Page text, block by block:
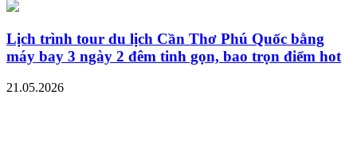
Lịch trình tour du lịch Cần Thơ Phú Quốc bằng
máy bay 3 ngày 2 đêm tinh gọn, bao trọn điểm hot
21.05.2026